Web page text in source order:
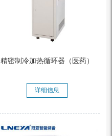
精密制冷加热循环器（医药）
详细信息